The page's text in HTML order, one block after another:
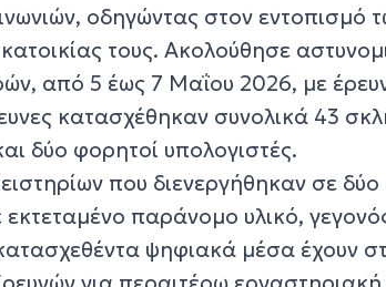
οδηγώντας στον εντοπισμό
τους. Ακολούθησε
από 5 έως 7 Μαΐου 2026, με
κατασχέθηκαν συνολικά 43
δύο φορητοί υπολογιστές.
που διενεργήθηκαν σε
παράνομο υλικό,
ψηφιακά μέσα έχουν